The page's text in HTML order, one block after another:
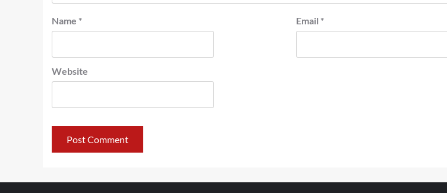
Name * Email *
Website